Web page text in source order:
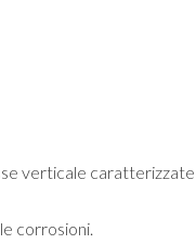
verticale
corrosioni.